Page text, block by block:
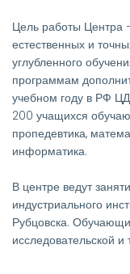
Цель работы Центра
естественных и
углубленного
программам
учебном году в РФ
200 учащихся
пропедевтика,
информатика.
В центре ведут
индустриального
Рубцовска.
исследовательской и